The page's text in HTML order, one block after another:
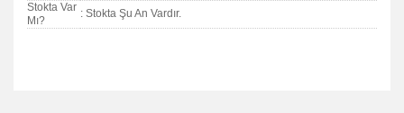
Stokta Var
Mı?
: Stokta Şu An Vardır.